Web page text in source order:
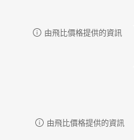
由飛比價格提供的資訊
由飛比價格提供的資訊